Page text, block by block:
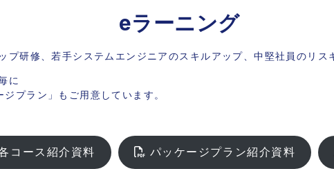
eラーニング
研修、若手システムエンジニアのスキルアップ、中堅社員のリス
に
プラン」もご用意しています。
コース紹介資料 パッケージプラン紹介資料